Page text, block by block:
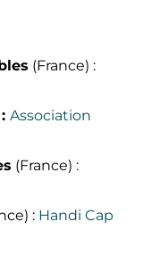
(France) :
: Association
(France) :
: Handi Cap